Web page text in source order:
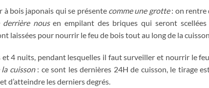
à bois japonais qui se présente comme une grotte: on rentre
derrière nousen empilant des briques qui seront
laissées pour nourrir le feu de bois tout au long de la cuisson.
et 4 nuits, pendant lesquelles il faut surveiller et nourrir le
cuisson: ce sont les dernières 24H de cuisson, le tirage
d’atteindre les derniers degrés.